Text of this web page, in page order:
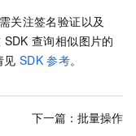
关注签名验证以及
SDK 查询相似图片的
见 SDK 参考。
下一篇： 批量操作